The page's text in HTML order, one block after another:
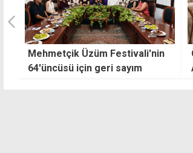
Ödüllü fotoğraflar 19
Ağustos'tan itibaren AKM'de